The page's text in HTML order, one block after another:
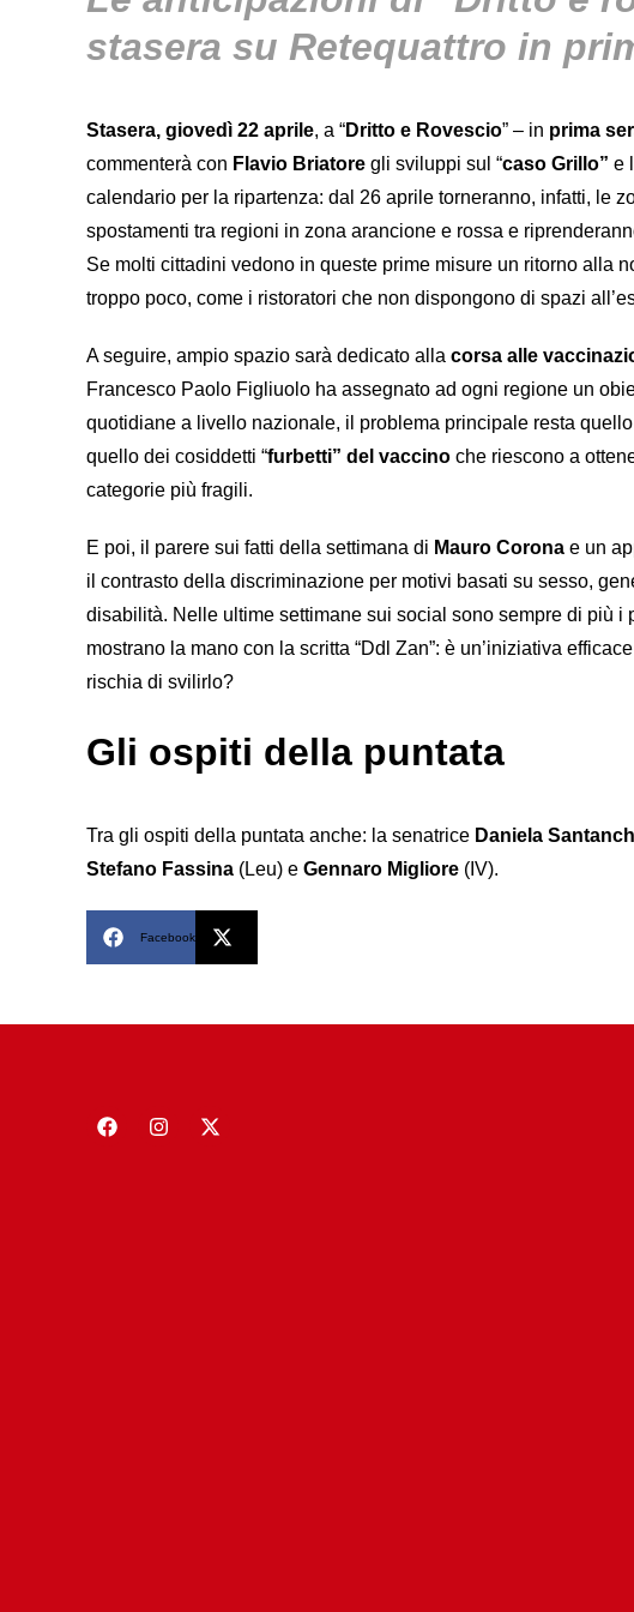
stasera su Retequattro in
Stasera, giovedì 22 aprile, a “Dritto e Rovescio” – in prima
commenterà con Flavio Briatore gli sviluppi sul “caso Grillo” e l
calendario per la ripartenza: dal 26 aprile torneranno, infatti, le
spostamenti tra regioni in zona arancione e rossa e
Se molti cittadini vedono in queste prime misure un ritorno alla
troppo poco, come i ristoratori che non dispongono di spazi
A seguire, ampio spazio sarà dedicato alla corsa alle
Francesco Paolo Figliuolo ha assegnato ad ogni regione un
quotidiane a livello nazionale, il problema principale resta
quello dei cosiddetti “furbetti” del vaccino che riescono a
categorie più fragili.
E poi, il parere sui fatti della settimana di Mauro Corona e un
il contrasto della discriminazione per motivi basati su sesso,
disabilità. Nelle ultime settimane sui social sono sempre di più
mostrano la mano con la scritta “Ddl Zan”: è un’iniziativa
rischia di svilirlo?
Gli ospiti della puntata
Tra gli ospiti della puntata anche: la senatrice Daniela
Stefano Fassina (Leu) e Gennaro Migliore (IV).
Facebook